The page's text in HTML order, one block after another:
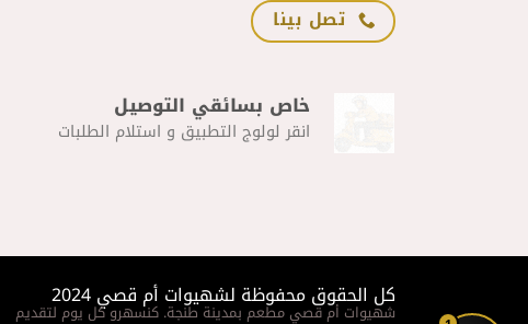
تصل بينا
خاص بسائقي التوصيل
انقر لولوج التطبيق و استلام الطلبات
كل الحقوق محفوظة لشهيوات أم قصي 2024
شهيوات أم قصي مطعم بمدينة طنجة. كنسهرو كل يوم لتقديم